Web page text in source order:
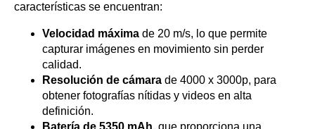
características se encuentran:
Velocidad máxima de 20 m/s, lo que permite
capturar imágenes en movimiento sin perder
calidad.
Resolución de cámara de 4000 x 3000p, para
obtener fotografías nítidas y videos en alta
definición.